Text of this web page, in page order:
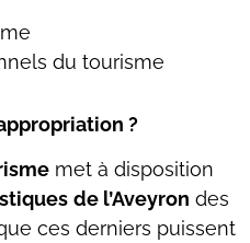
du tourisme
?
met à disposition
de l’Aveyron des
ces derniers puissent